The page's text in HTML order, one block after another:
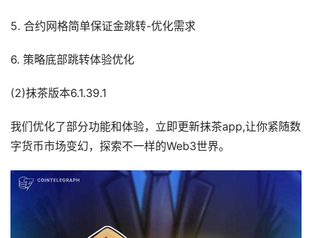
5. 合约网格简单保证金跳转-优化需求
6. 策略底部跳转体验优化
(2)抹茶版本6.1.39.1
我们优化了部分功能和体验，立即更新抹茶app,让你紧随数
字货币市场变幻，探索不一样的Web3世界。